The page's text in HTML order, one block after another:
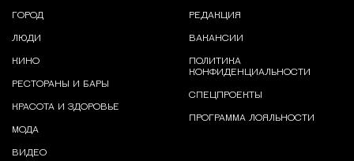
ГОРОД
ЛЮДИ
КИНО
РЕСТОРАНЫ И БАРЫ
КРАСОТА И ЗДОРОВЬЕ
МОДА
ВИДЕО
РЕДАКЦИЯ
ВАКАНСИИ
ПОЛИТИКА
КОНФИДЕНЦИАЛЬНОСТИ
СПЕЦПРОЕКТЫ
ПРОГРАММА ЛОЯЛЬНОСТИ